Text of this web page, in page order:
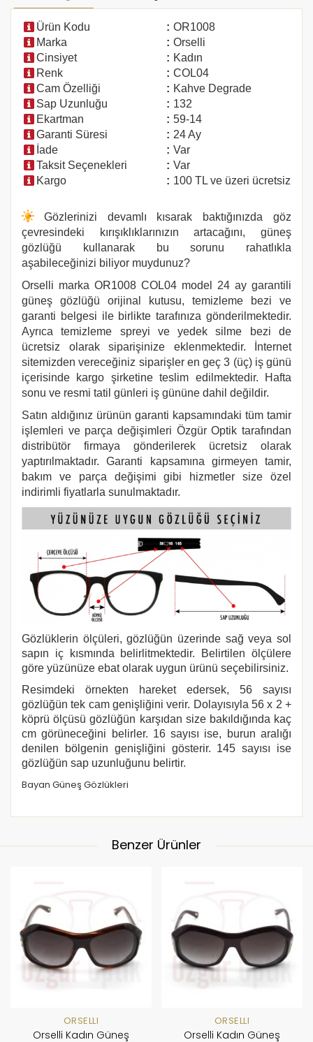
Ürün Kodu : OR1008
Marka
: Orselli
Cinsiyet
: Kadın
Renk
: COL04
Cam Özelliği
: Kahve Degrade
Sap Uzunluğu
: 132
Ekartman
: 59-14
Garanti Süresi
: 24 Ay
İade
: Var
Taksit Seçenekleri
: Var
Kargo
: 100 TL ve üzeri ücretsiz
Gözlerinizi devamlı kısarak baktığınızda göz
çevresindeki kırışıklıklarınızın artacağını, güneş
gözlüğü kullanarak bu sorunu rahatlıkla
aşabileceğinizi biliyor muydunuz?
Orselli marka OR1008 COL04 model 24 ay garantili
güneş gözlüğü orijinal kutusu, temizleme bezi ve
garanti belgesi ile birlikte tarafınıza gönderilmektedir.
Ayrıca temizleme spreyi ve yedek silme bezi de
ücretsiz olarak siparişinize eklenmektedir. İnternet
sitemizden vereceğiniz siparişler en geç 3 (üç) iş günü
içerisinde kargo şirketine teslim edilmektedir. Hafta
sonu ve resmi tatil günleri iş gününe dahil değildir.
Satın aldığınız ürünün garanti kapsamındaki tüm tamir
işlemleri ve parça değişimleri Özgür Optik tarafından
distribütör firmaya gönderilerek ücretsiz olarak
yaptırılmaktadır. Garanti kapsamına girmeyen tamir,
bakım ve parça değişimi gibi hizmetler size özel
indirimli fiyatlarla sunulmaktadır.
Gözlüklerin ölçüleri, gözlüğün üzerinde sağ veya sol
sapın iç kısmında belirlitmektedir. Belirtilen ölçülere
göre yüzünüze ebat olarak uygun ürünü seçebilirsiniz.
Resimdeki örnekten hareket edersek, 56 sayısı
gözlüğün tek cam genişliğini verir. Dolayısıyla 56 x 2 +
köprü ölçüsü gözlüğün karşıdan size bakıldığında kaç
cm görüneceğini belirler. 16 sayısı ise, burun aralığı
denilen bölgenin genişliğini gösterir. 145 sayısı ise
gözlüğün sap uzunluğunu belirtir.
Bayan Güneş Gözlükleri
Benzer Ürünler
ORSELLI
Orselli Kadın Güneş
ORSELLI
Orselli Kadın Güneş